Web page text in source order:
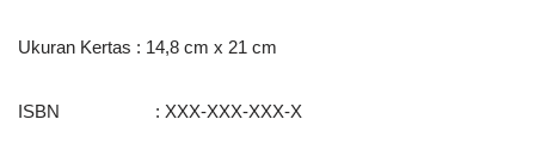
Ukuran Kertas : 14,8 cm x 21 cm
ISBN : XXX-XXX-XXX-X